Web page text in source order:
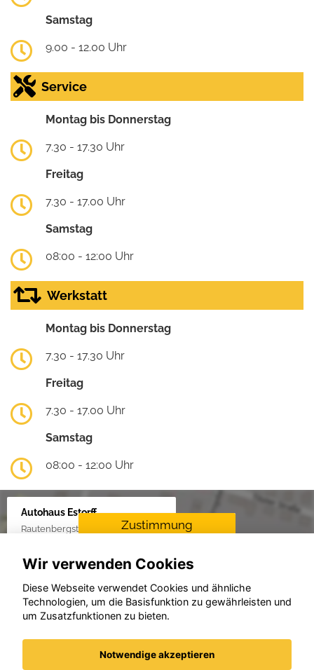
Samstag
9.00 - 12.00 Uhr
Service
Montag bis Donnerstag
7.30 - 17.30 Uhr
Freitag
7.30 - 17.00 Uhr
Samstag
08:00 - 12:00 Uhr
Werkstatt
Montag bis Donnerstag
7.30 - 17.30 Uhr
Freitag
7.30 - 17.00 Uhr
Samstag
08:00 - 12:00 Uhr
Autohaus Estorff
Rautenbergstraße 38, 24306 Plön
Zustimmung
Für die Aktivierung der
Navigationsdienste ist Ihre
Zustimmung zu den
Datenschutzrichtlinien vom
Wir verwenden Cookies
Diese Webseite verwendet Cookies und ähnliche
Technologien, um die Basisfunktion zu gewährleisten und
um Zusatzfunktionen zu bieten.
Notwendige akzeptieren